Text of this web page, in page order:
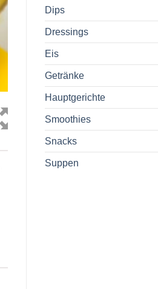
Dips
Dressings
Eis
Getränke
Hauptgerichte
Smoothies
Snacks
Suppen